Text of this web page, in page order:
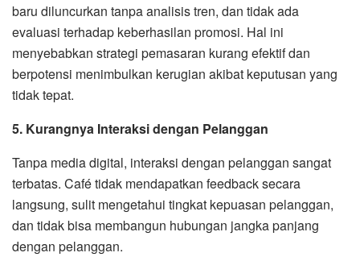
baru diluncurkan tanpa analisis tren, dan tidak ada
evaluasi terhadap keberhasilan promosi. Hal ini
menyebabkan strategi pemasaran kurang efektif dan
berpotensi menimbulkan kerugian akibat keputusan yang
tidak tepat.
5. Kurangnya Interaksi dengan Pelanggan
Tanpa media digital, interaksi dengan pelanggan sangat
terbatas. Café tidak mendapatkan feedback secara
langsung, sulit mengetahui tingkat kepuasan pelanggan,
dan tidak bisa membangun hubungan jangka panjang
dengan pelanggan.